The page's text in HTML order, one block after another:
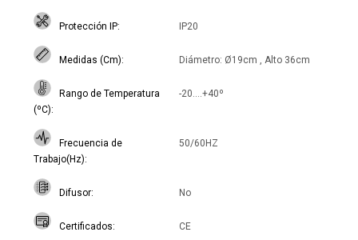
Protección IP IP20
Medidas (Cm) Diámetro: Ø19cm , Alto 36cm
Rango de Temperatura
(ºC)
-20....+40º
Frecuencia de
Trabajo(Hz)
50/60HZ
Difusor No
Certificados CE